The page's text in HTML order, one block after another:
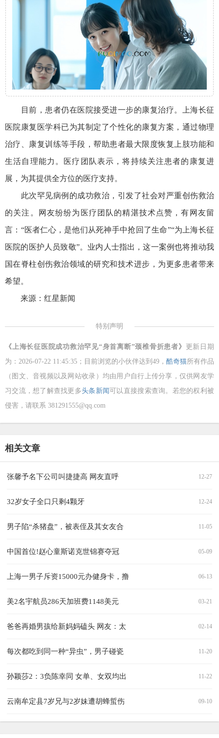
目前，患者仍在医院接受进一步的康复治疗。上海长征
医院康复医学科已为其制定了个性化的康复方案，通过物理
治疗、康复训练等手段，帮助患者最大限度恢复上肢功能和
生活自理能力。医疗团队表示，将持续关注患者的康复进
展，为其提供全方位的医疗支持。
此次罕见病例的成功救治，引发了社会对严重创伤救治
的关注。网友纷纷为医疗团队的精湛技术点赞，有网友留
言：“医者仁心，是他们从死神手中抢回了生命”“为上海长征
医院的医护人员致敬”。业内人士指出，这一案例也将推动我
国在脊柱创伤救治领域的研究和技术进步，为更多患者带来
希望。
来源：红星新闻
特别声明
《上海长征医院成功救治罕见“身首离断”颈椎骨折患者》
更新日期
为：2026-07-22 11:45:35；目前浏览的小伙伴达到 49， 酷奇猫 所有作品
（图文、音视频以及网站收录）均由用户自行上传分享，仅供网友学
习交流，想了解查找更多头条新闻 可以直接搜索查询。若您的权利被
侵害，请联系 381291555@qq.com
相关文章
12-27
张馨予名下公司叫捷捷高 网友直呼
12-24
32岁女子全口只剩4颗牙
11-05
男子陷“杀猪盘”，被表侄及其女友合
05-09
中国首位!赵心童斯诺克世锦赛夺冠
06-13
上海一男子斥资15000元办健身卡，撸
03-21
美2名宇航员286天加班费1148美元
02-14
爸爸再婚男孩给新妈妈磕头 网友：太
11-20
每次都吃到同一种“异虫”，男子碰瓷
11-22
孙颖莎2：3负陈幸同 女单、女双均出
09-10
云南牟定县7岁兄与2岁妹遭胡蜂蜇伤